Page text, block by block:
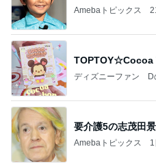
Amebaトピックス
TOPTOY☆Cocoa
ディズニーファン D
要介護5の志茂田
Amebaトピックス